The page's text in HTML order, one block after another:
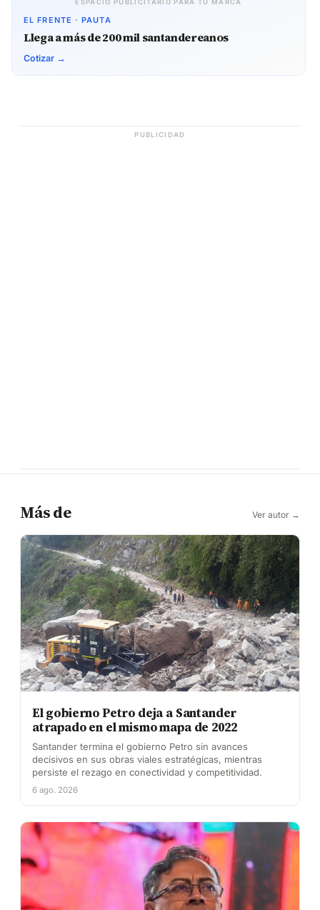
ESPACIO PUBLICITARIO PARA TU MARCA
EL FRENTE · PAUTA
Llega a más de 200 mil santandereanos
Cotizar →
PUBLICIDAD
Más de Ver autor →
El gobierno Petro deja a Santander
atrapado en el mismo mapa de 2022
Santander termina el gobierno Petro sin avances
decisivos en sus obras viales estratégicas, mientras
persiste el rezago en conectividad y competitividad.
6 ago. 2026